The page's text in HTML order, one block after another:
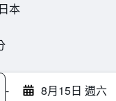
本
- 8月15日 週六